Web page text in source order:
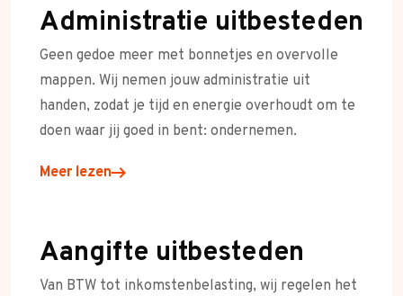
Administratie uitbesteden
Geen gedoe meer met bonnetjes en overvolle
mappen. Wij nemen jouw administratie uit
handen, zodat je tijd en energie overhoudt om te
doen waar jij goed in bent: ondernemen.
Meer lezen
Aangifte uitbesteden
Van BTW tot inkomstenbelasting, wij regelen het